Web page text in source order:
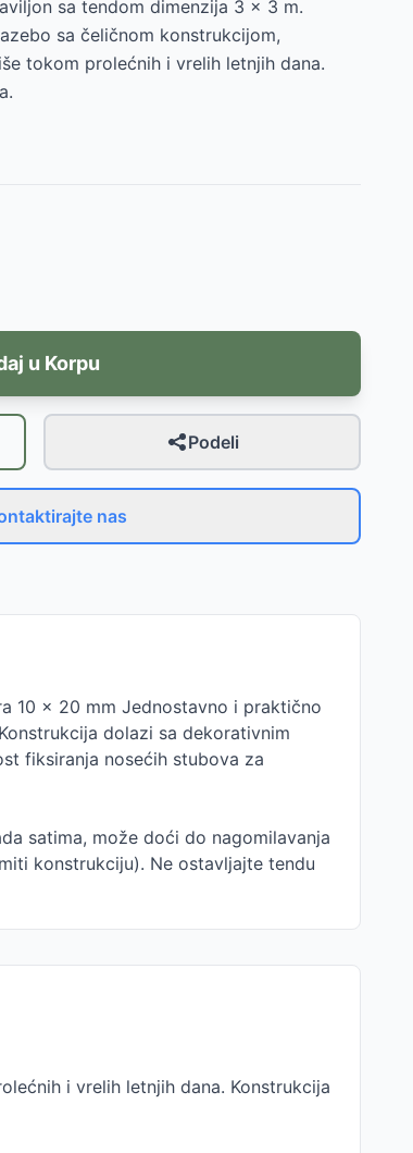
sa tendom dimenzija 3 x 3 m.
sa čeličnom konstrukcijom,
tokom prolećnih i vrelih letnjih dana.
u Korpu
Podeli
nas
10 x 20 mm Jednostavno i praktično
dolazi sa dekorativnim
fiksiranja nosećih stubova za
satima, može doći do nagomilavanja
konstrukciju). Ne ostavljajte tendu
i vrelih letnjih dana. Konstrukcija